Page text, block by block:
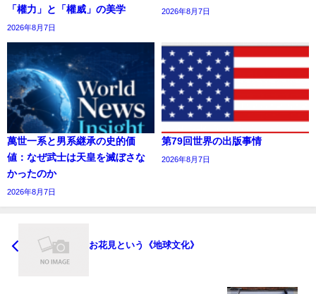
「權力」と「權威」の美学
2026年8月7日
2026年8月7日
萬世一系と男系継承の史的価
値：なぜ武士は天皇を滅ぼさな
かったのか
2026年8月7日
第79回世界の出版事情
2026年8月7日
お花見という《地球文化》